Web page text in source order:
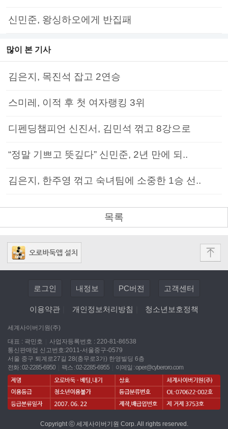
신민준, 왕싱하오에게 반집패
많이 본 기사
김은지, 목진석 잡고 2연승
스미레, 이적 후 첫 여자랭킹 3위
디펜딩챔피언 신진서, 김민석 꺾고 8강으로
“정말 기쁘고 뜻깊다” 신민준, 2년 만에 되..
김은지, 한주영 꺾고 숙녀팀에 소중한 1승 선..
목록
로그인 내정보 PC버전 고객센터
이용약관 개인정보처리방침 청소년보호정책
세계사이버기원(주)
대표 : 곽민호
사업자등록번호 : 220-81-86538
통신판매업 신고번호:2011-서울중구-0579
서울 중구 퇴계로27길 28(충무로3가) 한영빌딩 6층
전화 : 02-2285-6950
팩스 : 02-2285-6955 이메일 :oper@cyberoro.com
Copyright ⓒ 세계사이버기원 Corp. All rights reserved.